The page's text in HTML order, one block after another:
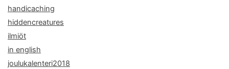
handicaching
hiddencreatures
ilmiöt
in english
joulukalenteri2018